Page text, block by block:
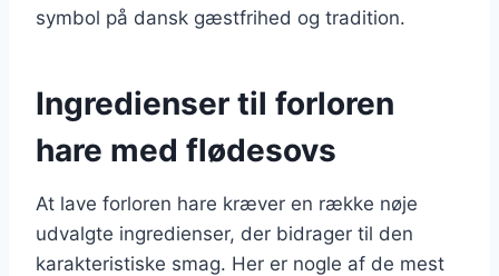
symbol på dansk gæstfrihed og tradition.
Ingredienser til forloren
hare med flødesovs
At lave forloren hare kræver en række nøje
udvalgte ingredienser, der bidrager til den
karakteristiske smag. Her er nogle af de mest